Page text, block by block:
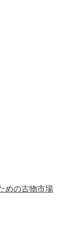
めの古物市場